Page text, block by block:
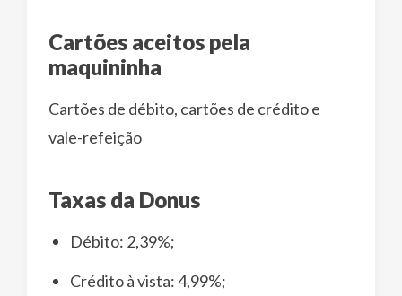
Cartões aceitos pela
maquininha
Cartões de débito, cartões de crédito e
vale-refeição
Taxas da Donus
Débito: 2,39%;
Crédito à vista: 4,99%;